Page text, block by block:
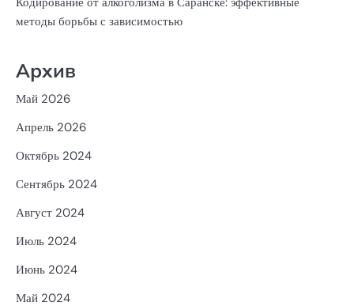
методы борьбы с зависимостью
Архив
Май 2026
Апрель 2026
Октябрь 2024
Сентябрь 2024
Август 2024
Июль 2024
Июнь 2024
Май 2024